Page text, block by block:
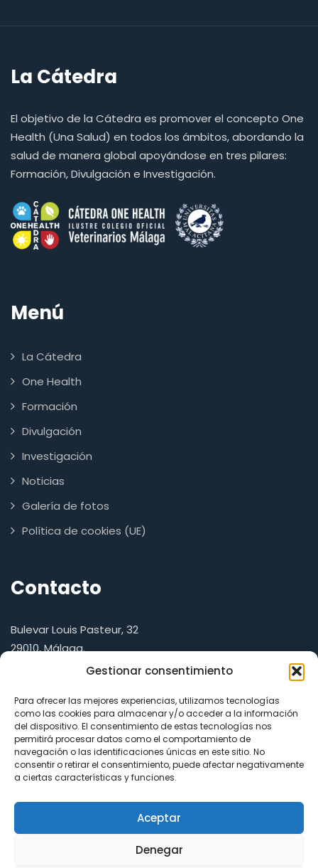
Gestionar consentimiento
Para ofrecer las mejores experiencias, utilizamos tecnologías
como las cookies para almacenar y/o acceder a la información
del dispositivo. El consentimiento de estas tecnologías nos
permitirá procesar datos como el comportamiento de
navegación o las identificaciones únicas en este sitio. No
consentir o retirar el consentimiento, puede afectar negativamente
a ciertas características y funciones.
Aceptar
Denegar
La Cátedra
El objetivo de la Cátedra es promover el concepto One
Health (Una Salud) en todos los ámbitos, abordando la
salud de manera global apoyándose en tres pilares:
Formación, Divulgación e Investigación.
Menú
La Cátedra
One Health
Formación
Divulgación
Investigación
Noticias
Galería de fotos
Política de cookies (UE)
Contacto
Bulevar Louis Pasteur, 32
29010, Málaga.
E-mail:
emmanzanares@uma.es
Website:
https://catedraonehealth.es
Política de Privacidad
Política de Cookies